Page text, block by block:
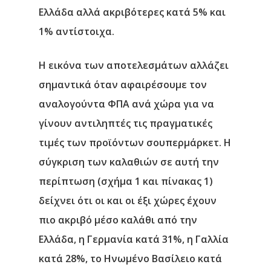
Ελλάδα αλλά ακριβότερες κατά 5% και
1% αντίστοιχα.
Η εικόνα των αποτελεσμάτων αλλάζει
σημαντικά όταν αφαιρέσουμε τον
αναλογούντα ΦΠΑ ανά χώρα για να
γίνουν αντιληπτές τις πραγματικές
τιμές των προϊόντων σουπερμάρκετ. Η
σύγκριση των καλαθιών σε αυτή την
περίπτωση (σχήμα 1 και πίνακας 1)
δείχνει ότι οι και οι έξι χώρες έχουν
πιο ακριβό μέσο καλάθι από την
Ελλάδα, η Γερμανία κατά 31%, η Γαλλία
κατά 28%, το Ηνωμένο Βασίλειο κατά